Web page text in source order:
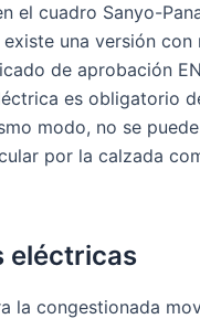
el cuadro Sanyo-
una versión
de aprobación
es obligatorio
modo, no se
por la calzada
eléctricas
la congestionada